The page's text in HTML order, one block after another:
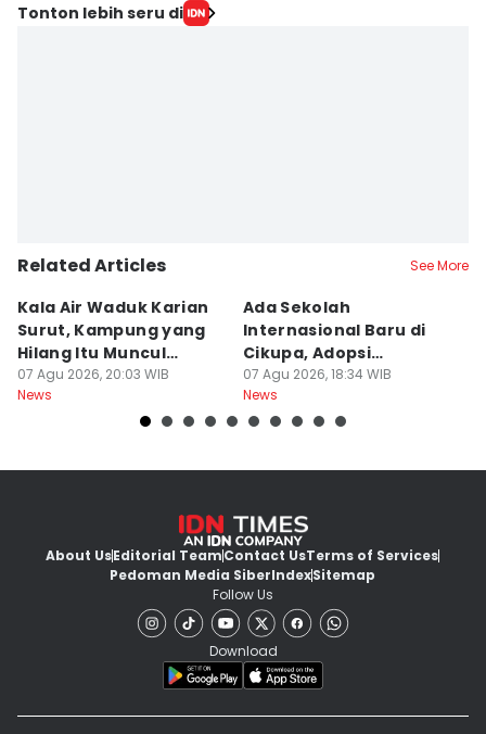
Tonton lebih seru di
Related Articles See More
Kala Air Waduk Karian
Surut, Kampung yang
Hilang Itu Muncul
Kembali
07 Agu 2026, 20:03 WIB
News
Ada Sekolah
Internasional Baru di
Cikupa, Adopsi
Kurikulum Singapura
07 Agu 2026, 18:34 WIB
News
About UsEditorial TeamContact UsTerms of Services
Pedoman Media SiberIndexSitemap
Follow Us
Download